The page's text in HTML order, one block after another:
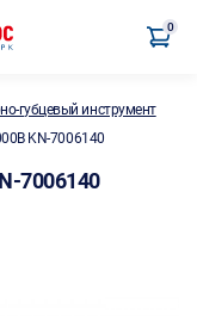
0
губцевый инструмент
KN-7006140
7006140